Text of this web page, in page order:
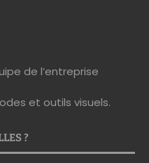
de l’entreprise
et outils visuels.
?